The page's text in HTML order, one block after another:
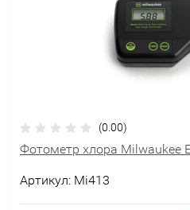
(0.00)
Фотометр хлора Milwaukee
Артикул: Mi413